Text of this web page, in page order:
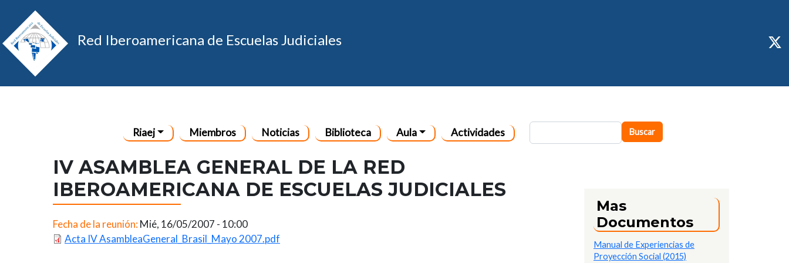
Red Iberoamericana de Escuelas Judiciales
Navegación principal
Riaej Miembros Noticias Biblioteca Aula Actividades Buscar
IV ASAMBLEA GENERAL DE LA RED
IBEROAMERICANA DE ESCUELAS JUDICIALES
Fecha de la reunión:Mié, 16/05/2007 - 10:00
Acta IV AsambleaGeneral_Brasil_Mayo 2007.pdf
Mas
Documentos
Manual de Experiencias de
Proyección Social (2015)